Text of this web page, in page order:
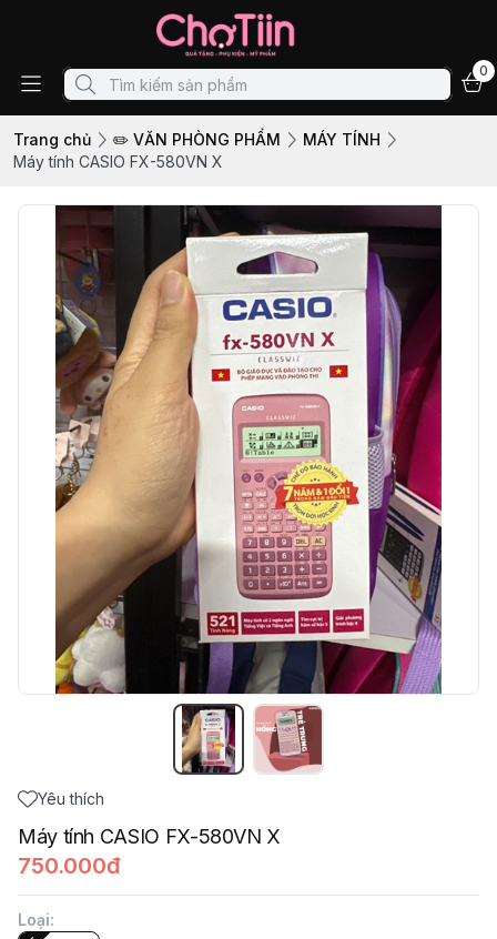
0
Trang chủ ✏️ VĂN PHÒNG PHẨM
MÁY TÍNH
Máy tính CASIO FX-580VN X
Yêu thích
Máy tính CASIO FX-580VN X
750.000đ
Loại: